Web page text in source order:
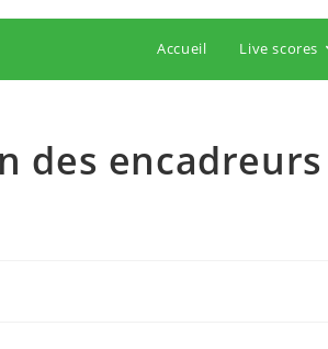
Accueil Live scores
des encadreurs